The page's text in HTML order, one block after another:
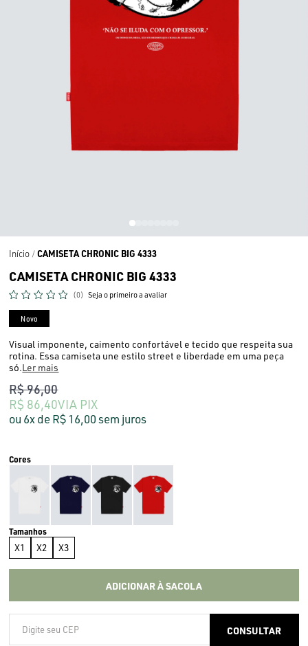
Início CAMISETA CHRONIC BIG 4333
CAMISETA CHRONIC BIG 4333
(0) Seja o primeiro a avaliar
Novo
Visual imponente, caimento confortável e tecido que respeita sua
rotina. Essa camiseta une estilo street e liberdade em uma peça
só.Ler mais
R$ 86,40VIA PIX
R$ 96,00
6x R$ 16,00sem juros
X1 X2 X3
ADICIONAR À SACOLA